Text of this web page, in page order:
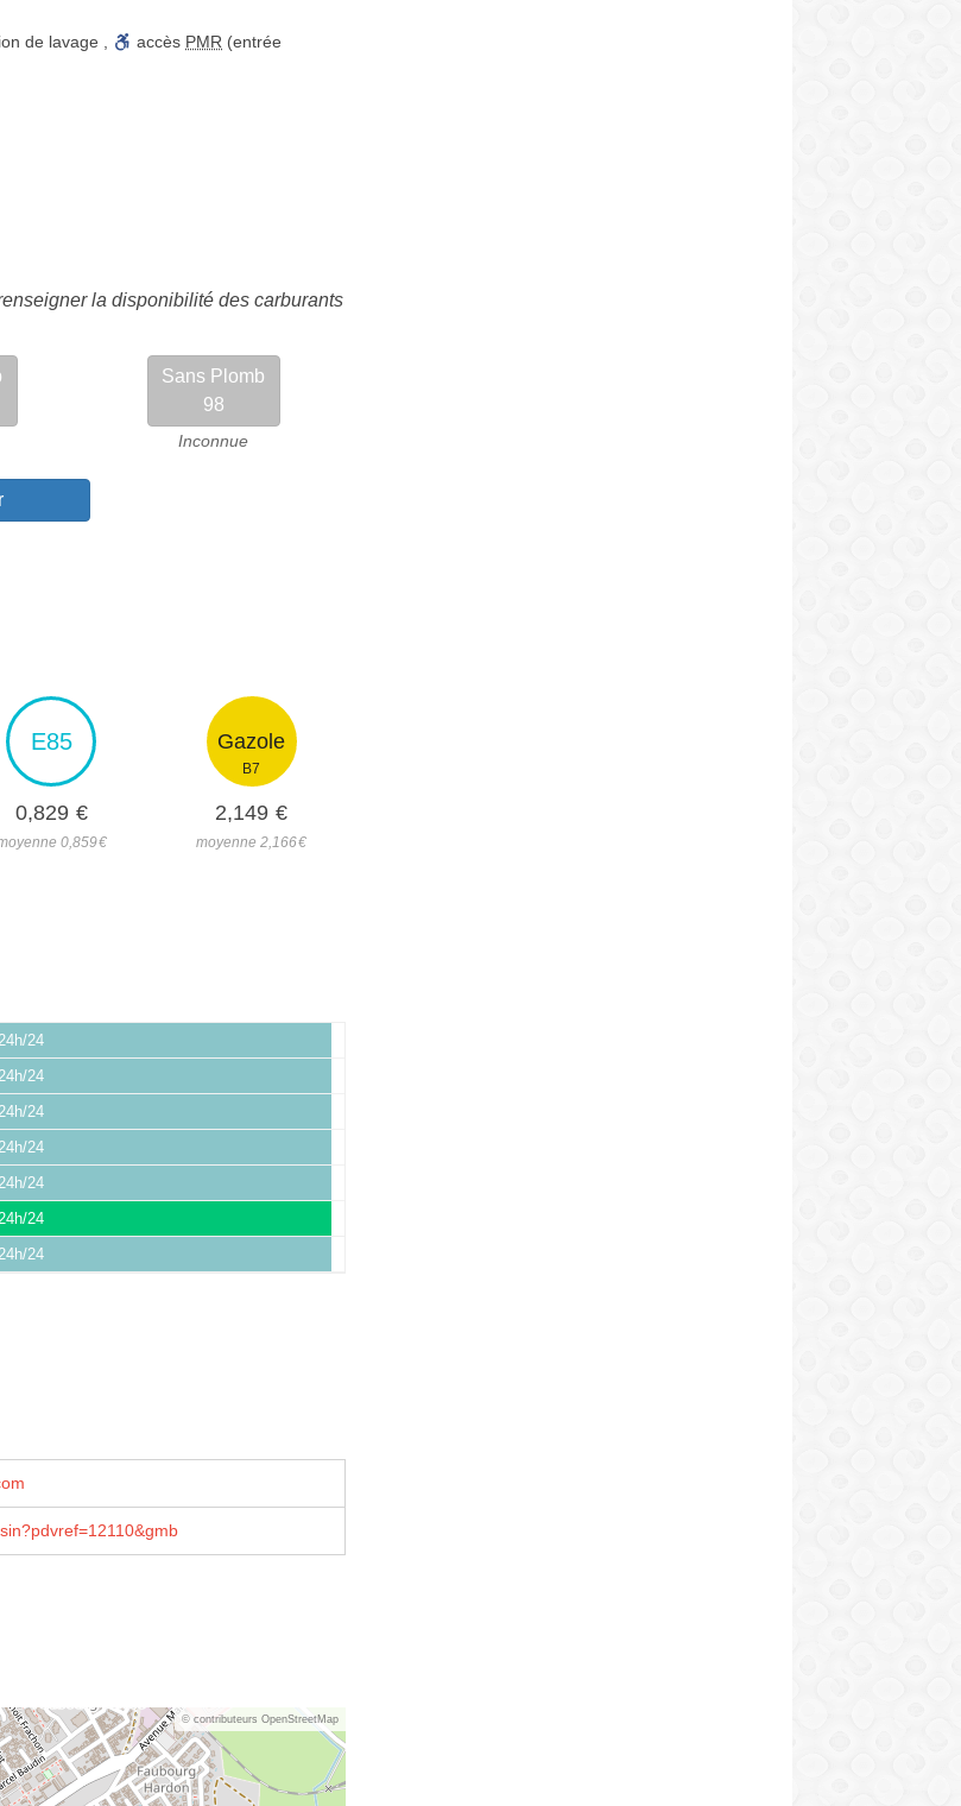
de lavage accès PMR (entrée
la disponibilité des carburants
Sans Plomb
98
Inconnue
E85
0,829 €
0,859€
Gazole
B7
2,149 €
moyenne 2,166€
24
24
24
24
24
24
24
© contributeurs OpenStreetMap